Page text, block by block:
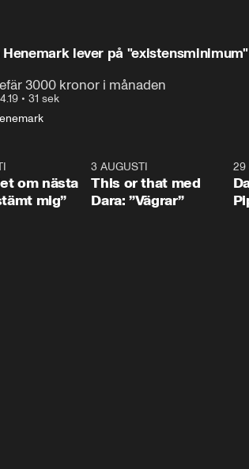
lever på "existensminimum"
3000 kronor i månaden
• 31 sek
0:24
om nästa
mig”
3 AUGUSTI
This or that med
Dara: ”Vägrar”
29